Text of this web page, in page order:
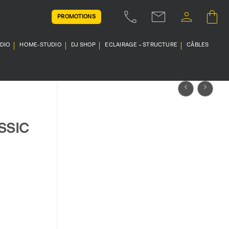
PROMOTIONS
HOME-STUDIO DJ SHOP ECLAIRAGE – STRUCTURE CÂBLES